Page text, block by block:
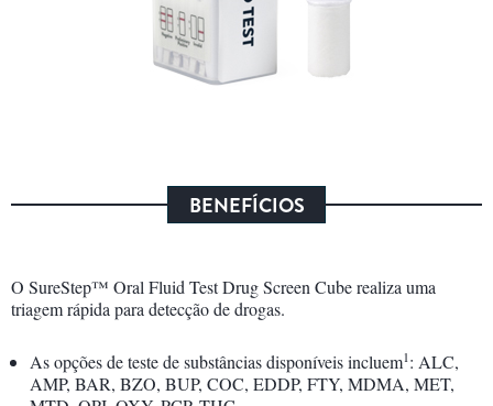
BENEFÍCIOS
O SureStep™ Oral Fluid Test Drug Screen Cube realiza uma
triagem rápida para detecção de drogas.
As opções de teste de substâncias disponíveis incluem1: ALC,
AMP, BAR, BZO, BUP, COC, EDDP, FTY, MDMA, MET,